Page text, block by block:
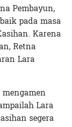
Pembayun,
pada masa
Karena
Retna
Lara
Lara
segera